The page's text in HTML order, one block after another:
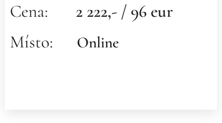
Cena: 2 222,- / 96 eur
Místo:
Online